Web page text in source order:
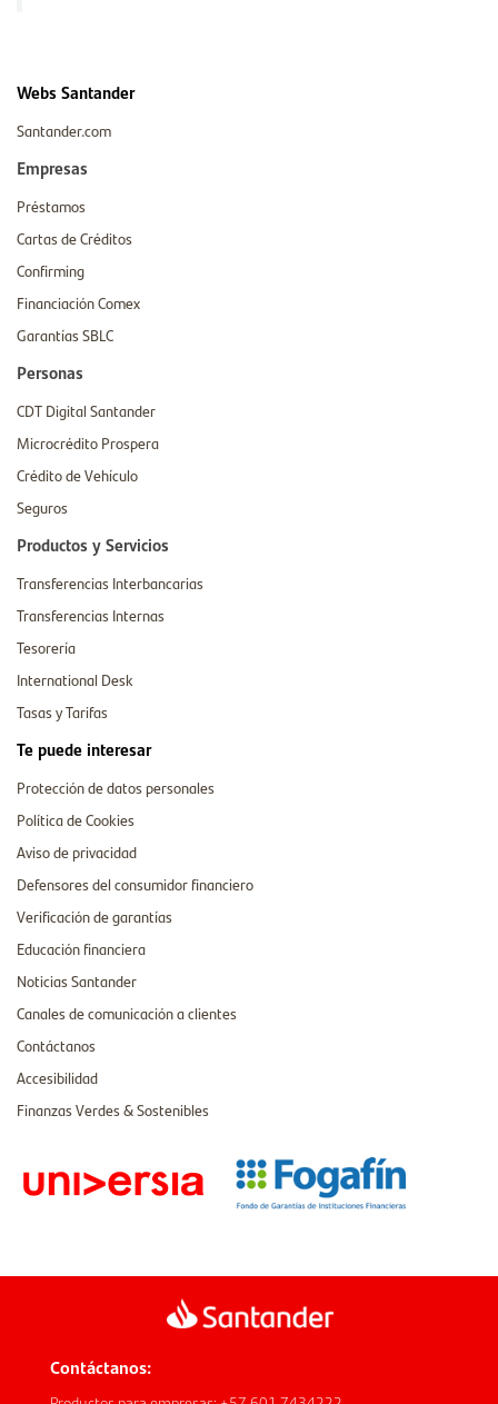
Webs Santander
Santander.com
Empresas
Préstamos
Cartas de Créditos
Confirming
Financiación Comex
Garantías SBLC
Personas
CDT Digital Santander
Microcrédito Prospera
Crédito de Vehículo
Seguros
Productos y Servicios
Transferencias Interbancarias
Transferencias Internas
Tesorería
International Desk
Tasas y Tarifas
Te puede interesar
Protección de datos personales
Política de Cookies
Aviso de privacidad
Defensores del consumidor financiero
Verificación de garantías
Educación financiera
Noticias Santander
Canales de comunicación a clientes
Contáctanos
Accesibilidad
Finanzas Verdes & Sostenibles
Contáctanos: